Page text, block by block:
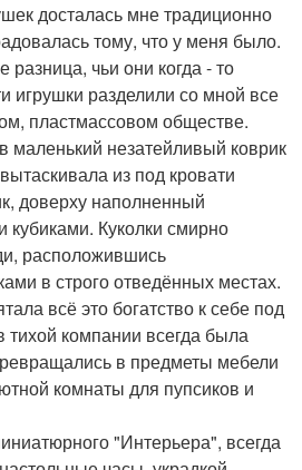
досталась мне традиционно
тому, что у меня было.
чьи они когда - то
игрушки разделили со мной все
пластмассовом обществе.
маленький незатейливый коврик
из под кровати
доверху наполненный
Куколки смирно
расположившись
в строго отведённых местах.
всё это богатство к себе под
тихой компании всегда была
в предметы мебели
комнаты для пупсиков и
"Интерьера", всегда